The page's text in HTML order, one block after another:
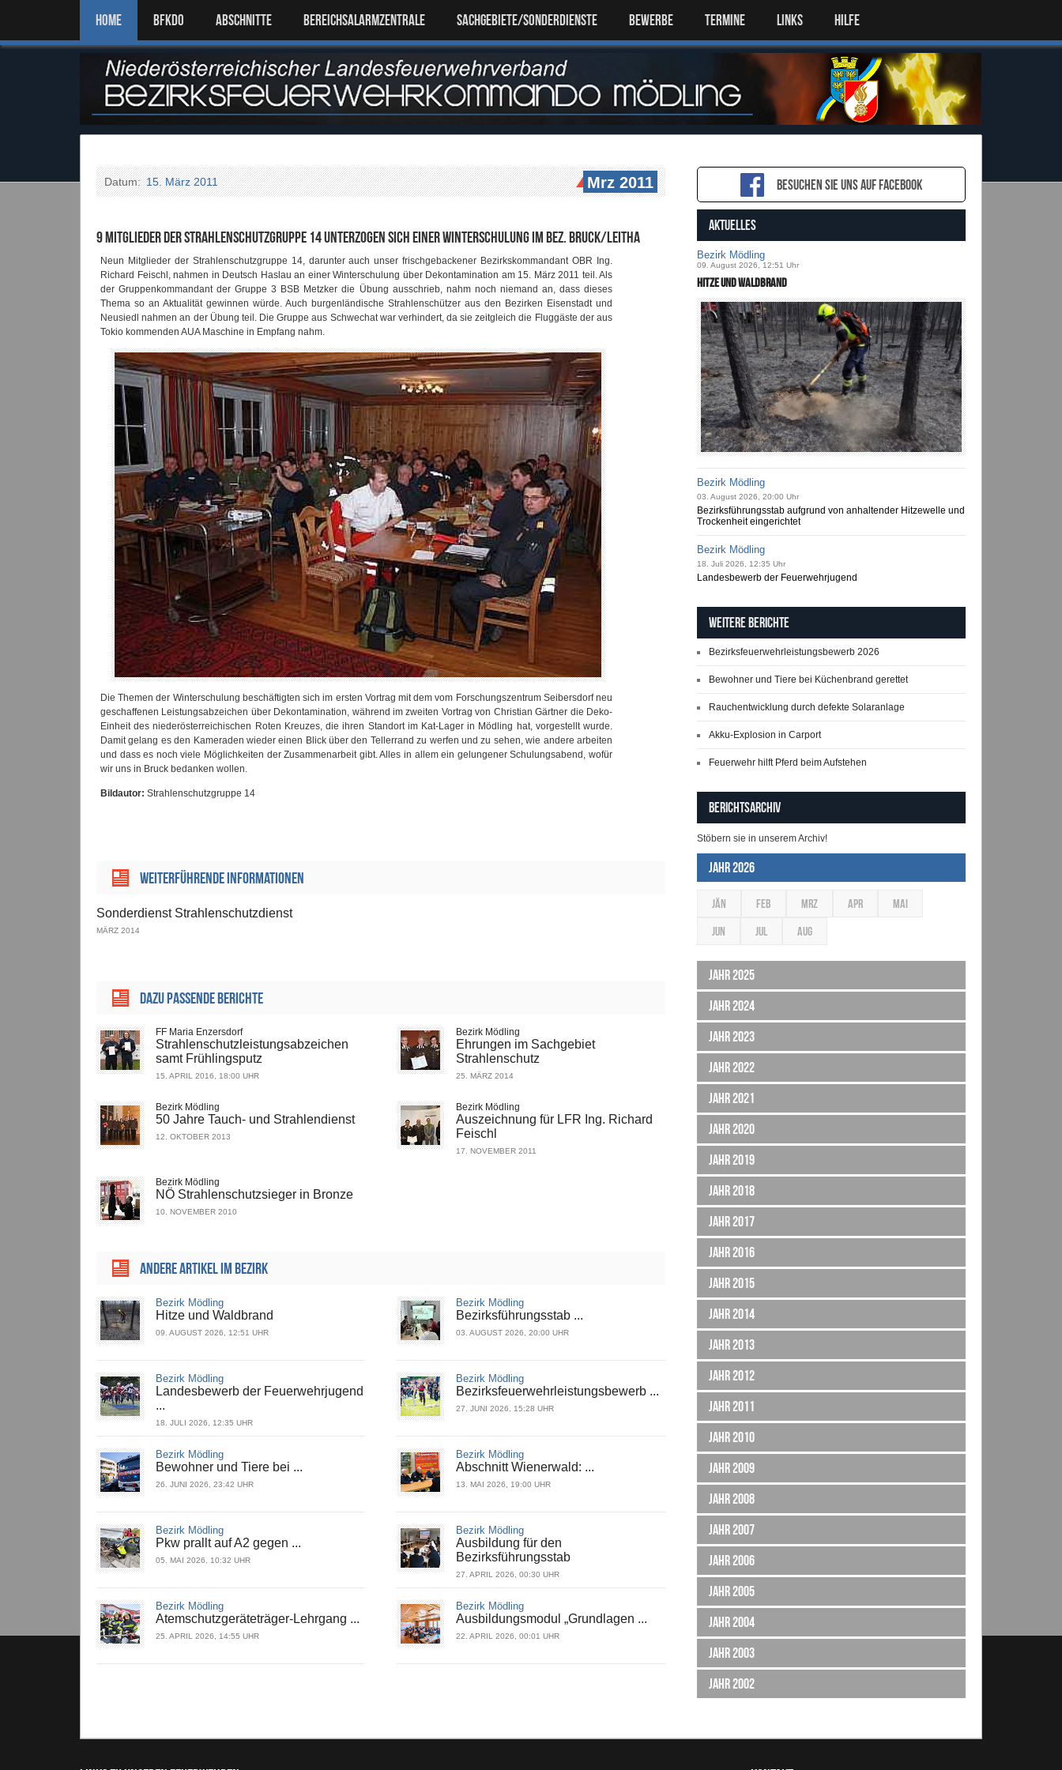
Home BFKDO ABSCHNITTE BEREICHSALARMZENTRALE SACHGEBIETE/SONDERDIENSTE Bewerbe TERMINE LINKS HILFE
Datum:15. März 2011 Mrz 2011
9 Mitglieder der Strahlenschutzgruppe 14 unterzogen sich einer Winterschulung im Bez. Bruck/Leitha
Neun Mitglieder der Strahlenschutzgruppe 14, darunter auch unser frischgebackener Bezirkskommandant OBR Ing.
Richard Feischl, nahmen in Deutsch Haslau an einer Winterschulung über Dekontamination am 15. März 2011 teil. Als
der Gruppenkommandant der Gruppe 3 BSB Metzker die Übung ausschrieb, nahm noch niemand an, dass dieses
Thema so an Aktualität gewinnen würde. Auch burgenländische Strahlenschützer aus den Bezirken Eisenstadt und
Neusiedl nahmen an der Übung teil. Die Gruppe aus Schwechat war verhindert, da sie zeitgleich die Fluggäste der aus
Tokio kommenden AUA Maschine in Empfang nahm.
Die Themen der Winterschulung beschäftigten sich im ersten Vortrag mit dem vom Forschungszentrum Seibersdorf neu
geschaffenen Leistungsabzeichen über Dekontamination, während im zweiten Vortrag von Christian Gärtner die Deko-
Einheit des niederösterreichischen Roten Kreuzes, die ihren Standort im Kat-Lager in Mödling hat, vorgestellt wurde.
Damit gelang es den Kameraden wieder einen Blick über den Tellerrand zu werfen und zu sehen, wie andere arbeiten
und dass es noch viele Möglichkeiten der Zusammenarbeit gibt. Alles in allem ein gelungener Schulungsabend, wofür
wir uns in Bruck bedanken wollen.
Bildautor: Strahlenschutzgruppe 14
Weiterführende Informationen
Sonderdienst Strahlenschutzdienst
MÄRZ 2014
Dazu passende Berichte
FF Maria Enzersdorf
Strahlenschutz­leistungsabzeichen
samt Frühlingsputz
15. APRIL 2016, 18:00 UHR
Bezirk Mödling
Ehrungen im Sachgebiet
Strahlenschutz
25. MÄRZ 2014
Bezirk Mödling
50 Jahre Tauch- und Strahlendienst
12. OKTOBER 2013
Bezirk Mödling
Auszeichnung für LFR Ing. Richard
Feischl
17. NOVEMBER 2011
Bezirk Mödling
NÖ Strahlenschutzsieger in Bronze
10. NOVEMBER 2010
ANDERE ARTIKEL IM BEZIRK
Bezirk Mödling
Hitze und Waldbrand
09. AUGUST 2026, 12:51 UHR
Bezirk Mödling
Bezirksführungsstab ...
03. AUGUST 2026, 20:00 UHR
Bezirk Mödling
Landesbewerb der Feuerwehrjugend
...
18. JULI 2026, 12:35 UHR
Bezirk Mödling
Bezirksfeuerwehrleistungsbewerb ...
27. JUNI 2026, 15:28 UHR
Bezirk Mödling
Bewohner und Tiere bei ...
26. JUNI 2026, 23:42 UHR
Bezirk Mödling
Abschnitt Wienerwald: ...
13. MAI 2026, 19:00 UHR
Bezirk Mödling
Pkw prallt auf A2 gegen ...
05. MAI 2026, 10:32 UHR
Bezirk Mödling
Ausbildung für den
Bezirksführungsstab
27. APRIL 2026, 00:30 UHR
Bezirk Mödling
Atemschutzgeräteträger-Lehrgang ...
25. APRIL 2026, 14:55 UHR
Bezirk Mödling
Ausbildungsmodul „Grundlagen ...
22. APRIL 2026, 00:01 UHR
Besuchen sie uns auf Facebook
AKTUELLES
Bezirk Mödling
09. August 2026, 12:51 Uhr
Hitze und Waldbrand
Bezirk Mödling
03. August 2026, 20:00 Uhr
Bezirksführungsstab aufgrund von anhaltender Hitzewelle und
Trockenheit eingerichtet
Bezirk Mödling
18. Juli 2026, 12:35 Uhr
Landesbewerb der Feuerwehrjugend
Weitere Berichte
Bezirksfeuerwehrleistungsbewerb 2026
Bewohner und Tiere bei Küchenbrand gerettet
Rauchentwicklung durch defekte Solaranlage
Akku-Explosion in Carport
Feuerwehr hilft Pferd beim Aufstehen
Berichtsarchiv
Stöbern sie in unserem Archiv!
Jahr 2026
JÄN FEB MRZ APR MAI
JUN JUL AUG
Jahr 2025
Jahr 2024
Jahr 2023
Jahr 2022
Jahr 2021
Jahr 2020
Jahr 2019
Jahr 2018
Jahr 2017
Jahr 2016
Jahr 2015
Jahr 2014
Jahr 2013
Jahr 2012
Jahr 2011
Jahr 2010
Jahr 2009
Jahr 2008
Jahr 2007
Jahr 2006
Jahr 2005
Jahr 2004
Jahr 2003
Jahr 2002